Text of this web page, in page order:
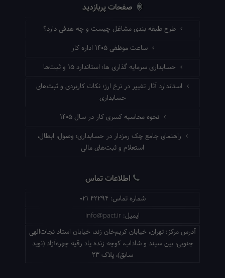
صفحات پربازدید
طرح طبقه بندی مشاغل چیست و چه هدفی دارد؟
ساعت موظفی ۱۴۰۵ اداره کار
حسابداری سرمایه گذاری ها؛ استاندارد ۱۵ و ثبت‌ها
استاندارد آثار تغییر در نرخ ارز؛ نکات کاربردی و ثبت‌های
حسابداری
نحوه محاسبه کسری کار در سال ۱۴۰۵
راهنمای جامع چک رمزدار در حسابداری؛ وصول، ابطال،
استعلام و ثبت‌های مالی
اطلاعات تماس
شماره تماس: 021 42294
ایمیل: info@pact.ir
آدرس مرکز: تهران، خیابان کریم‌خان زند، خیابان استاد نجات‌الهی
جنوبی، بین سپند و شاداب، کوچه زنده یاد رقیه چهره‌آزاد (نوید
سابق)، پلاک 23